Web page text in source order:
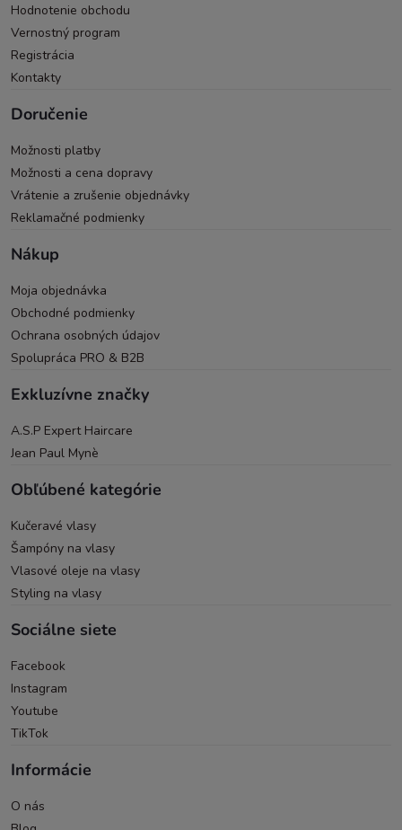
Hodnotenie obchodu
Vernostný program
Registrácia
Kontakty
Doručenie
Možnosti platby
Možnosti a cena dopravy
Vrátenie a zrušenie objednávky
Reklamačné podmienky
Nákup
Moja objednávka
Obchodné podmienky
Ochrana osobných údajov
Spolupráca PRO & B2B
Exkluzívne značky
A.S.P Expert Haircare
Jean Paul Mynè
Obľúbené kategórie
Kučeravé vlasy
Šampóny na vlasy
Vlasové oleje na vlasy
Styling na vlasy
Sociálne siete
Facebook
Instagram
Youtube
TikTok
Informácie
O nás